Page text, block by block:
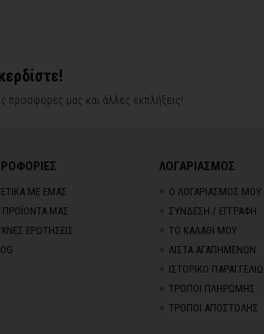
προσφορές μας και άλλες εκπλήξεις!
ΜΕ ΕΜΑΣ
ΠΡΟΪΟΝΤΑ ΜΑΣ
ΕΡΩΤΗΣΕΙΣ
ΛΟΓΑΡΙΑΣΜΟΣ
Ο ΛΟΓΑΡΙΑΣΜΟΣ ΜΟΥ
ΣΥΝΔΕΣΗ / ΕΓΓΡΑΦΗ
ΤΟ ΚΑΛΑΘΙ ΜΟΥ
ΛΙΣΤΑ ΑΓΑΠΗΜΕΝΩΝ
ΙΣΤΟΡΙΚΟ
ΤΡΟΠΟΙ ΠΛΗΡΩΜΗΣ
ΤΡΟΠΟΙ ΑΠΟΣΤΟΛΗΣ